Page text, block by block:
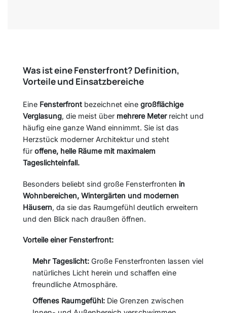
Was ist eine Fensterfront? Definition,
Vorteile und Einsatzbereiche
Eine Fensterfront bezeichnet eine großflächige
Verglasung, die meist über mehrere Meterreicht und
häufig eine ganze Wand einnimmt. Sie ist das
Herzstück moderner Architektur und steht
für offene, helle Räume mit maximalem
Tageslichteinfall.
Besonders beliebt sind große Fensterfronten in
Wohnbereichen, Wintergärten und modernen
Häusern, da sie das Raumgefühl deutlich erweitern
und den Blick nach draußen öffnen.
Vorteile einer Fensterfront:
Mehr Tageslicht:Große Fensterfronten lassen viel
natürliches Licht herein und schaffen eine
freundliche Atmosphäre.
Offenes Raumgefühl:Die Grenzen zwischen